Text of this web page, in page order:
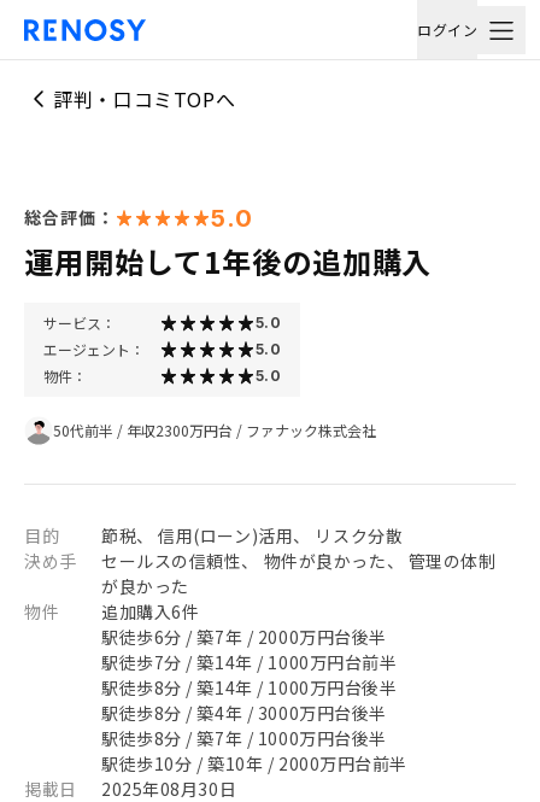
ログイン
評判・口コミTOPへ
総合評価： 5.0
運用開始して1年後の追加購入
サービス： 5.0
エージェント： 5.0
物件： 5.0
50代前半 / 年収2300万円台 / ファナック株式会社
目的
節税、 信用(ローン)活用、 リスク分散
決め手
セールスの信頼性、 物件が良かった、 管理の体制
が良かった
物件
追加購入6件
駅徒歩6分 / 築7年 / 2000万円台後半
駅徒歩7分 / 築14年 / 1000万円台前半
駅徒歩8分 / 築14年 / 1000万円台後半
駅徒歩8分 / 築4年 / 3000万円台後半
駅徒歩8分 / 築7年 / 1000万円台後半
駅徒歩10分 / 築10年 / 2000万円台前半
掲載日
2025年08月30日